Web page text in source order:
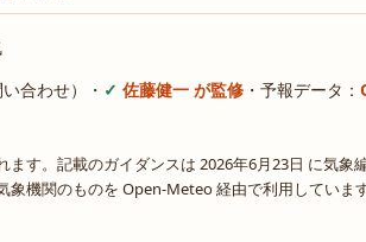
い合わせ） ・ 佐藤健一 が監修 ・ 予報データ：
ます。記載のガイダンスは 2026年6月23日 に気象
象機関のものを Open-Meteo 経由で利用しています